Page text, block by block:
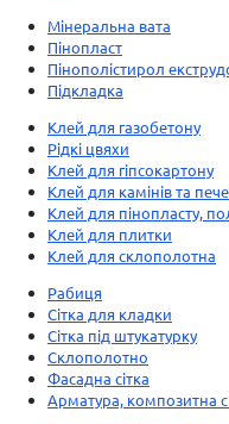
Мінеральна вата
Пінопласт
Пінополістирол
Підкладка
Клей для газобетону
Рідкі цвяхи
Клей для гіпсокартону
Клей для камінів та
Клей для пінопласту,
Клей для плитки
Клей для склополотна
Рабиця
Сітка для кладки
Сітка під штукатурку
Склополотно
Фасадна сітка
Арматура, композитна